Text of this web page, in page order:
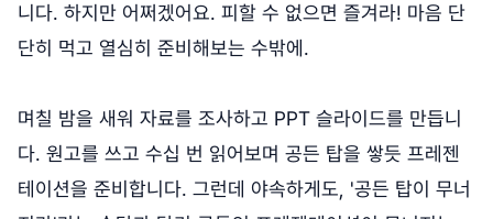
니다. 하지만 어쩌겠어요. 피할 수 없으면 즐겨라! 마음 단
단히 먹고 열심히 준비해보는 수밖에.
며칠 밤을 새워 자료를 조사하고 PPT 슬라이드를 만듭니
다. 원고를 쓰고 수십 번 읽어보며 공든 탑을 쌓듯 프레젠
테이션을 준비합니다. 그런데 야속하게도, '공든 탑이 무너